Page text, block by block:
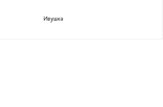
Ивушка